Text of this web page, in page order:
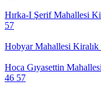
Hırka-I Şerif Mahallesi
57
Hobyar Mahallesi
Hoca Gıyasettin
46 57